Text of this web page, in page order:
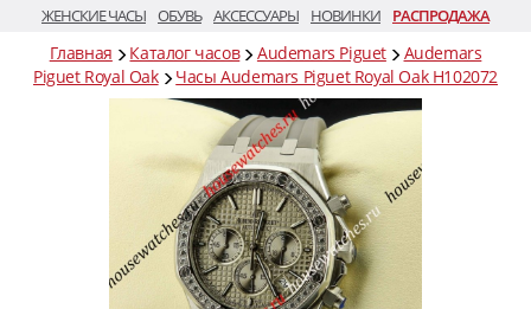
ЖЕНСКИЕ ЧАСЫ ОБУВЬ АКСЕССУАРЫ НОВИНКИ РАСПРОДАЖА
Главная Каталог часов Audemars Piguet
Audemars
Piguet Royal Oak
Часы Audemars Piguet Royal Oak H102072